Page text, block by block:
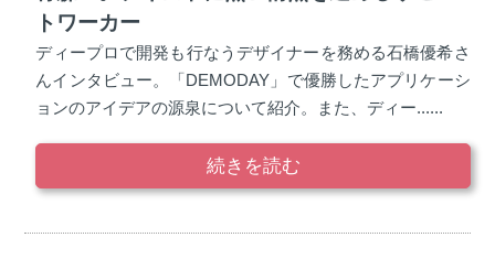
トワーカー
ディープロで開発も行なうデザイナーを務める石橋優希さ
んインタビュー。「DEMODAY」で優勝したアプリケーシ
ョンのアイデアの源泉について紹介。また、ディー......
続きを読む